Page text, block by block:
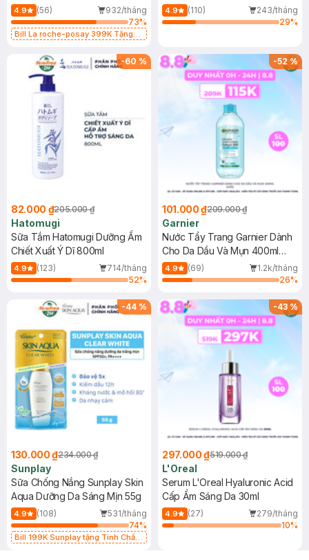
Dụng 40ml
4.9 (56)
932/tháng
73%
Bill La roche-posay 399K Tặng
(SL có hạn)
40ml
4.9 (110)
243/tháng
29%
-60 %
82.000 ₫205.000 ₫
Hatomugi
Sữa Tắm Hatomugi Dưỡng Ẩm
Chiết Xuất Ý Dĩ 800ml
4.9 (123)
714/tháng
52%
-52%
101.000 ₫209.000 ₫
Garnier
Nước Tẩy Trang Garnier Dành
Cho Da Dầu Và Mụn 400ml
(Mới)
4.9 (69)
1.2k/tháng
26%
-44 %
130.000 ₫234.000 ₫
Sunplay
Sữa Chống Nắng Sunplay Skin
Aqua Dưỡng Da Sáng Mịn 55g
4.9 (108)
531/tháng
74%
Bill 199K Sunplay tặng Tinh Chất
-43%
297.000 ₫519.000 ₫
L'Oreal
Serum L'Oreal Hyaluronic Acid
Cấp Ẩm Sáng Da 30ml
4.9 (27)
279/tháng
10%